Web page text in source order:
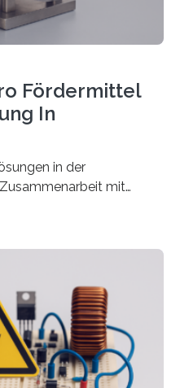
Fördermittel
In
in der
mit
Projekte zu
vom Europäischen
– mit einer
zwei Millionen Euro.
den großen
Förderrunde des
Im